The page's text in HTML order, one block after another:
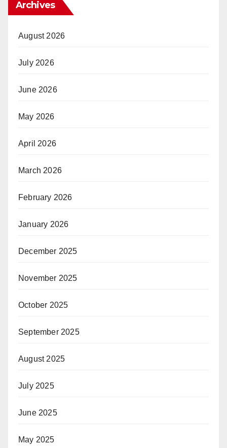
Archives
August 2026
July 2026
June 2026
May 2026
April 2026
March 2026
February 2026
January 2026
December 2025
November 2025
October 2025
September 2025
August 2025
July 2025
June 2025
May 2025